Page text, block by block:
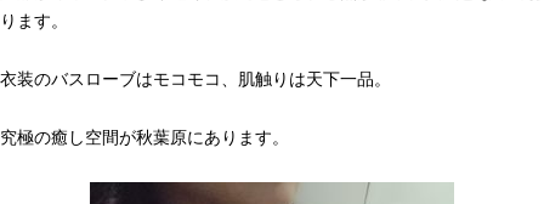
ります。
衣装のバスローブはモコモコ、肌触りは天下一品。
究極の癒し空間が秋葉原にあります。